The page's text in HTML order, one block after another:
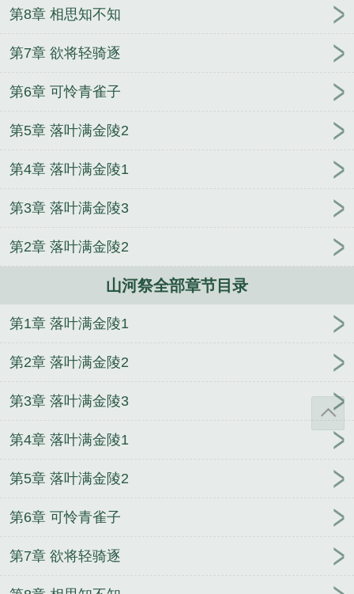
txt百度 山河祭无错版免费无删减笔趣阁
姬叉山河
团
坠落 被位高权重的omega强求了[重生]
剧情崩
修仙
草根人生【自改NTL版】
尘世途【重置版】
玄学大佬的末世生存手册
哥你不
许打我老公
假少爷一身反骨，京圈疯批全跪了
网恋
钓到龙傲天后 浪荡皇帝秘史【加料版】
娃综养崽日
月光
驯服那个偏执反派魔尊[穿书]
第8章 相思知不知
第7章 欲将轻骑逐
第6章 可怜青雀子
第5章 落叶满金陵2
第4章 落叶满金陵1
第3章 落叶满金陵3
第2章 落叶满金陵2
山河祭全部章节目录
第1章 落叶满金陵1
第2章 落叶满金陵2
第3章 落叶满金陵3
第4章 落叶满金陵1
第5章 落叶满金陵2
第6章 可怜青雀子
第7章 欲将轻骑逐